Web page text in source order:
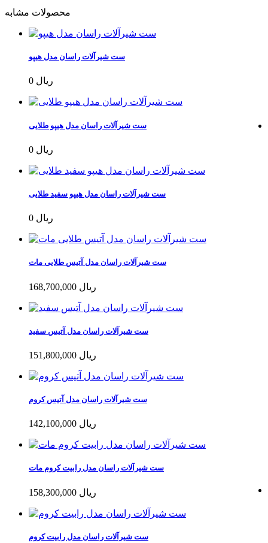
محصولات مشابه
ست شیرآلات راسان مدل هیپو
0 ریال
ست شیرآلات راسان مدل هیپو طلایی
0 ریال
ست شیرآلات راسان مدل هیپو سفید طلایی
0 ریال
ست شیرآلات راسان مدل آتیس طلایی مات
168,700,000 ریال
ست شیرآلات راسان مدل آتیس سفید
151,800,000 ریال
ست شیرآلات راسان مدل آتیس کروم
142,100,000 ریال
ست شیرآلات راسان مدل رابیت کروم مات
158,300,000 ریال
ست شیرآلات راسان مدل رابیت کروم